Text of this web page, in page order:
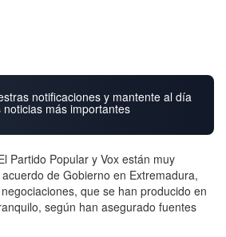
notificaciones y mantente al día
noticias más importantes
Partido Popular y Vox están muy
de Gobierno en Extremadura,
que se han producido en
según han asegurado fuentes